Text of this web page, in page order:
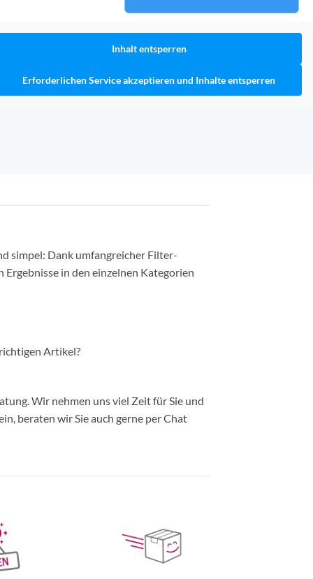
Inhalt entsperren
Erforderlichen Service akzeptieren und Inhalte entsperren
simpel: Dank umfangreicher Filter-
in den einzelnen Kategorien
Artikel?
Wir nehmen uns viel Zeit für Sie und
beraten wir Sie auch gerne per Chat